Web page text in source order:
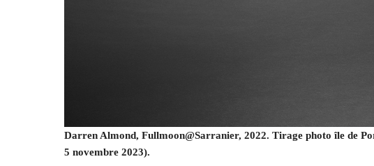
Darren Almond, Fullmoon@Sarranier, 2022. Tirage photo île de
5 novembre 2023).